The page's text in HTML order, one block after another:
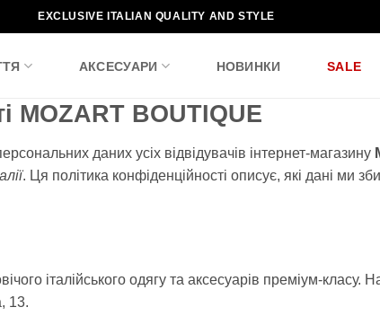
EXCLUSIVE ITALIAN QUALITY AND STYLE
АКСЕСУАРИ НОВИНКИ SALE
MOZART BOUTIQUE
даних усіх відвідувачів інтернет-магазину
. Ця політика конфіденційності описує, які дані ми
італійського одягу та аксесуарів преміум-класу.
13.